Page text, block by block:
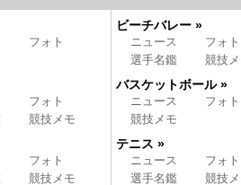
フォト
フォト
競技メモ
フォト
競技メモ
ビーチバレー »
ニュース
フォト
選手名鑑
競技
バスケットボール »
ニュース
フォト
競技メモ
テニス »
ニュース
フォト
選手名鑑
競技